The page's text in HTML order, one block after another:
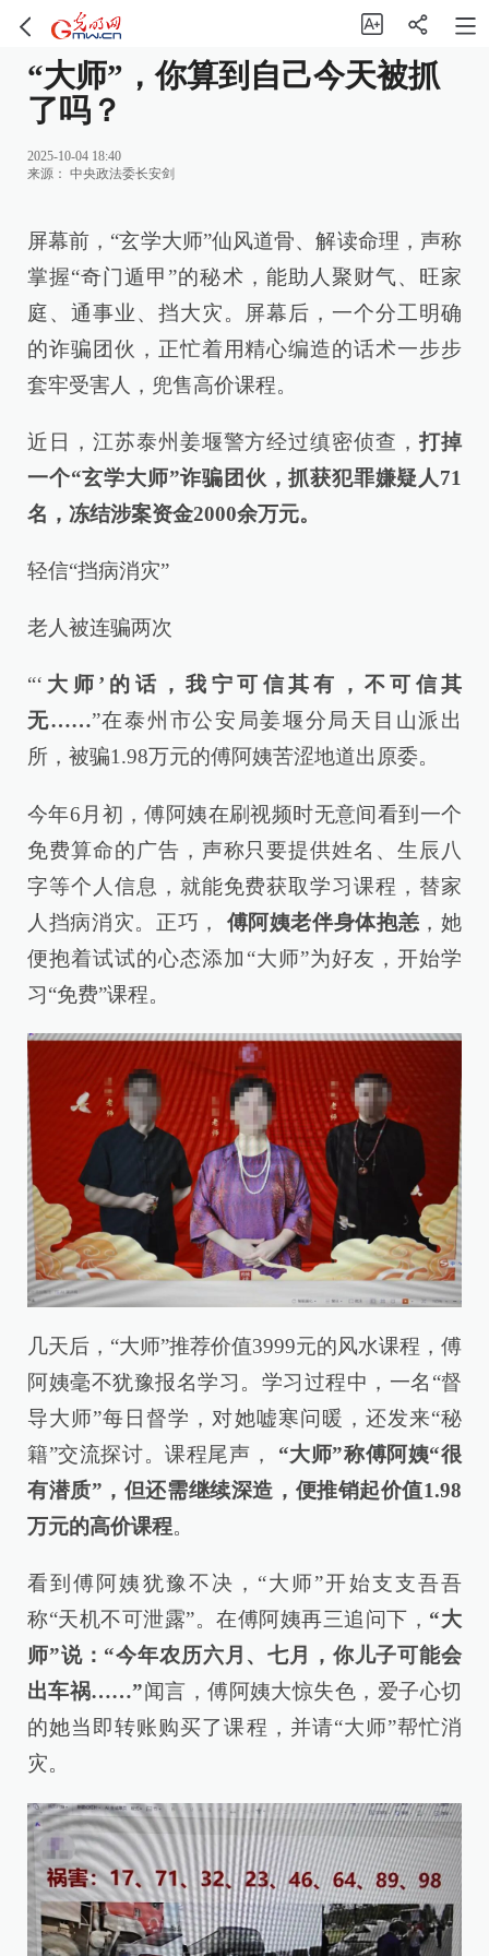
“大师”，你算到自己今天被抓
了吗？
2025-10-04 18:40
来源： 中央政法委长安剑
屏幕前，“玄学大师”仙风道骨、解读命理，声称
掌握“奇门遁甲”的秘术，能助人聚财气、旺家
庭、通事业、挡大灾。屏幕后，一个分工明确
的诈骗团伙，正忙着用精心编造的话术一步步
套牢受害人，兜售高价课程。
近日，江苏泰州姜堰警方经过缜密侦查，打掉
一个“玄学大师”诈骗团伙，抓获犯罪嫌疑人71
名，冻结涉案资金2000余万元。
轻信“挡病消灾”
老人被连骗两次
“‘ 大师’的话，我宁可信其有，不可信其
无……”在泰州市公安局姜堰分局天目山派出
所，被骗1.98万元的傅阿姨苦涩地道出原委。
今年6月初，傅阿姨在刷视频时无意间看到一个
免费算命的广告，声称只要提供姓名、生辰八
字等个人信息，就能免费获取学习课程，替家
人挡病消灾。正巧，
傅阿姨老伴身体抱恙 ，她
便抱着试试的心态添加“大师”为好友，开始学
习“免费”课程。
几天后，“大师”推荐价值3999元的风水课程，傅
阿姨毫不犹豫报名学习。学习过程中，一名“督
导大师”每日督学，对她嘘寒问暖，还发来“秘
籍”交流探讨。课程尾声，
“大师”称傅阿姨“很
有潜质”，但还需继续深造，便推销起价值1.98
万元的高价课程。
看到傅阿姨犹豫不决，“大师”开始支支吾吾
称“天机不可泄露”。在傅阿姨再三追问下， “大
师”说：“今年农历六月、七月，你儿子可能会
出车祸……”闻言，傅阿姨大惊失色，爱子心切
的她当即转账购买了课程，并请“大师”帮忙消
灾。